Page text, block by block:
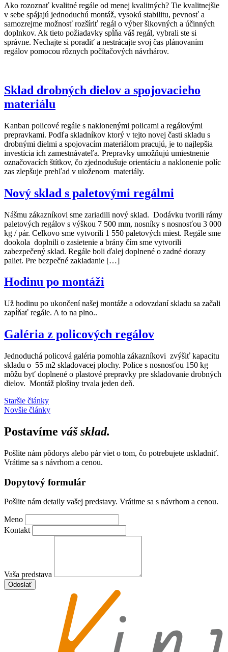
Ako rozoznať kvalitné regále od menej kvalitných? Tie kvalitnejšie
v sebe spájajú jednoduchú montáž, vysokú stabilitu, pevnosť a
samozrejme možnosť rozšíriť regál o výber šikovných a účinných
doplnkov. Ak tieto požiadavky spĺňa váš regál, vybrali ste si
správne. Nechajte si poradiť a nestrácajte svoj čas plánovaním
regálov pomocou rôznych počítačových návrhárov.
Sklad drobných dielov a spojovacieho
materiálu
Kanban policové regále s naklonenými policami a regálovými
prepravkami. Podľa skladníkov ktorý v tejto novej časti skladu s
drobnými dielmi a spojovacím materiálom pracujú, je to najlepšia
investícia ich zamestnávateľa. Prepravky umožňujú umiestnenie
označovacích štítkov, čo zjednodušuje orientáciu a naklonenie políc
zas zlepšuje prehľad v uloženom materiály.
Nový sklad s paletovými regálmi
Nášmu zákazníkovi sme zariadili nový sklad. Dodávku tvorili rámy
paletových regálov s výškou 7 500 mm, nosníky s nosnosťou 3 000
kg / pár. Celkovo sme vytvorili 1 550 paletových miest. Regále sme
dookola doplnili o zasietenie a brány čím sme vytvorili
zabezpečený sklad. Regále boli ďalej doplnené o zadné dorazy
paliet. Pre bezpečné zakladanie […]
Hodinu po montáži
Už hodinu po ukončení našej montáže a odovzdaní skladu sa začali
zapĺňať regále. A to na plno..
Galéria z policových regálov
Jednoduchá policová galéria pomohla zákazníkovi zvýšiť kapacitu
skladu o 55 m2 skladovacej plochy. Police s nosnosťou 150 kg
môžu byť doplnené o plastové prepravky pre skladovanie drobných
dielov. Montáž plošiny trvala jeden deň.
Navigácia
v
článkoch
Staršie články
Novšie články
Postavíme váš sklad.
Pošlite nám pôdorys alebo pár viet o tom, čo potrebujete uskladniť.
Vrátime sa s návrhom a cenou.
Dopytový formulár
Pošlite nám detaily vašej predstavy. Vrátime sa s návrhom a cenou.
Meno
Kontakt
Vaša predstava
Odoslať